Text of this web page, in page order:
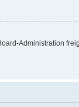
Administration